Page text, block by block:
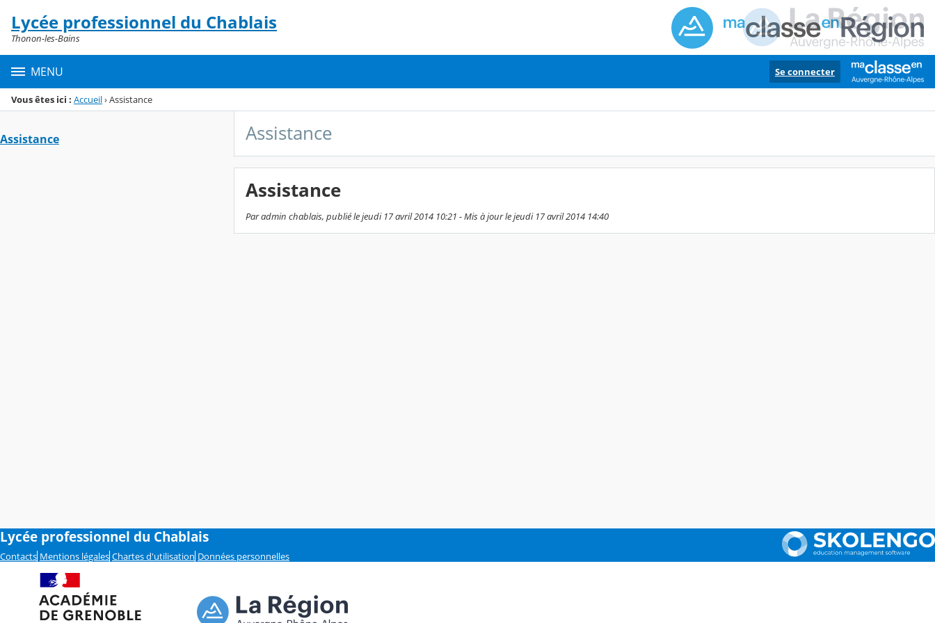
Menu de la rubrique
Contenu
Lycée professionnel du Chablais
Thonon-les-Bains
MENU Se connecter
Vous êtes ici : Accueil›Assistance
Assistance Assistance
Assistance
Par admin chablais, publié le jeudi 17 avril 2014 10:21 - Mis à jour le jeudi 17 avril 2014 14:40
Lycée professionnel du Chablais
Contacts Mentions légales Chartes d'utilisation Données personnelles